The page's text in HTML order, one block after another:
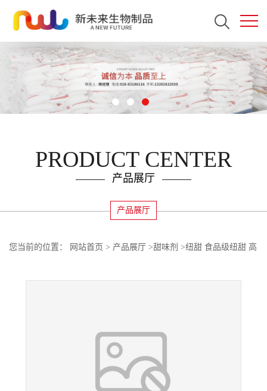
PRODUCT CENTER
产品展厅
产品展厅
您当前的位置： 网站首页 > 产品展厅 >甜味剂 >纽甜 食品级纽甜 高